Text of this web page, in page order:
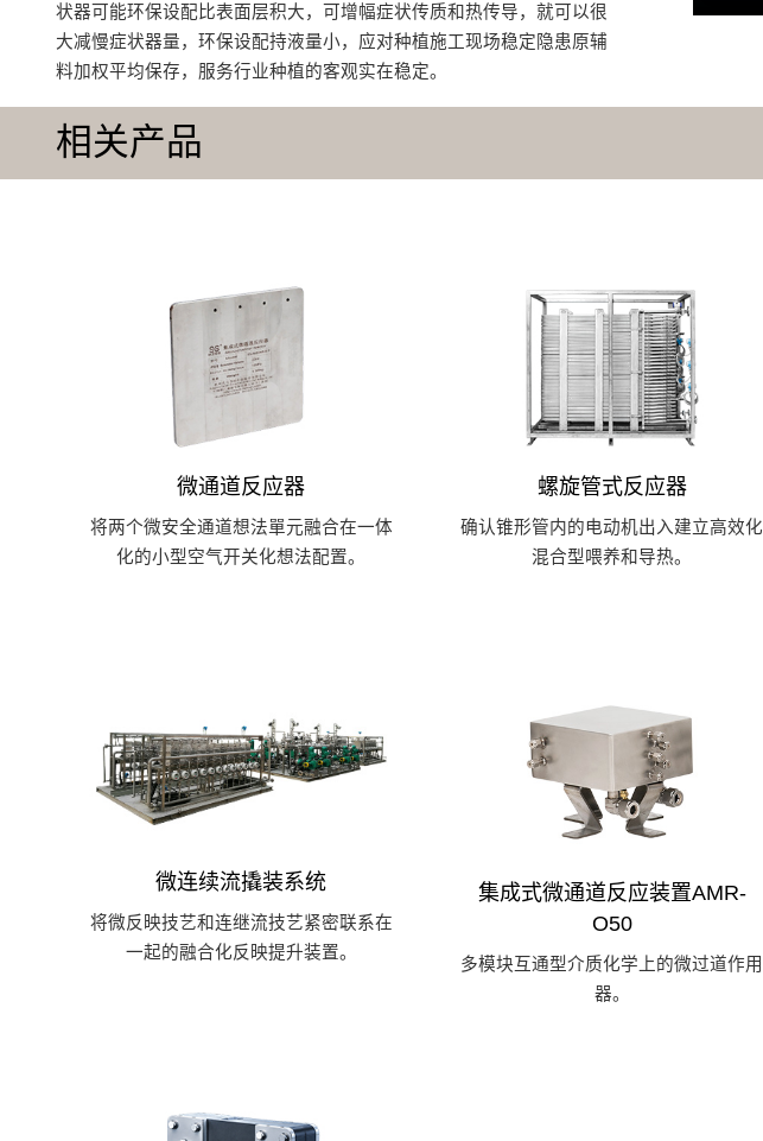
状器可能环保设配比表面层积大，可增幅症状传质和热传导，就可以很
大减慢症状器量，环保设配持液量小，应对种植施工现场稳定隐患原辅
料加权平均保存，服务行业种植的客观实在稳定。
相关产品
微通道反应器
将两个微安全通道想法單元融合在一体
化的小型空气开关化想法配置。
螺旋管式反应器
确认锥形管内的电动机出入建立高效化
混合型喂养和导热。
微连续流撬装系统
将微反映技艺和连继流技艺紧密联系在
一起的融合化反映提升装置。
集成式微通道反应装置AMR-
O50
多模块互通型介质化学上的微过道作用
器。